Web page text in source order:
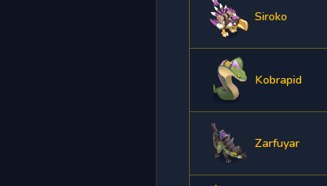
Siroko
Kobrapid
Zarfuyar